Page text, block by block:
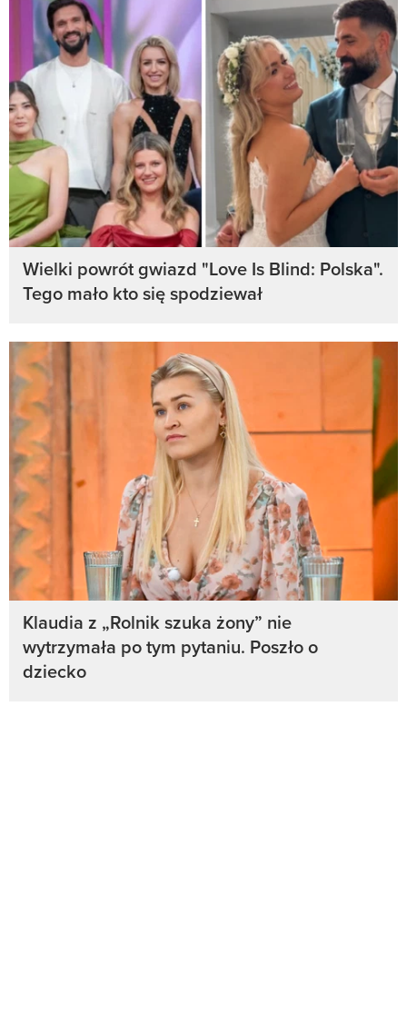
Wielki powrót gwiazd "Love Is Blind: Polska".
Tego mało kto się spodziewał
Klaudia z „Rolnik szuka żony” nie
wytrzymała po tym pytaniu. Poszło o
dziecko